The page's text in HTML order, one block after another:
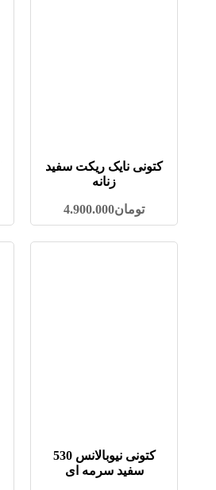
کتونی نایک ریکت سفید
زنانه
تومان4.900.000
کتونی نیوبالانس 530
سفید سرمه ای